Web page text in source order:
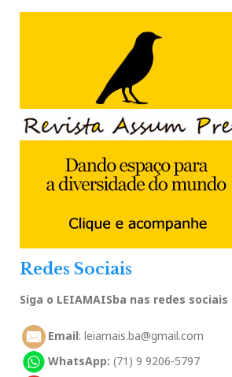
Redes Sociais
Siga o LEIAMAISba nas redes sociais
Email: leiamais.ba@gmail.com
WhatsApp: (71) 9 9206-5797